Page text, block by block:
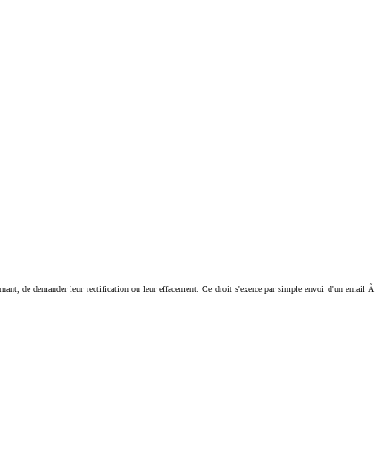
de demander leur rectification ou leur effacement. Ce droit s'exerce par simple envoi d'un email Ã